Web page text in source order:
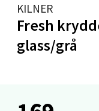
KILNER
Fresh
glass/grå
Mandal -
Skarvøyveien